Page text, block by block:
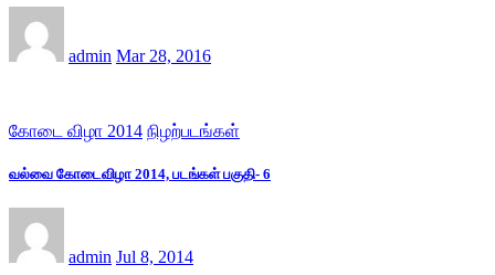
admin Mar 28, 2016
கோடை விழா 2014 நிழற்படங்கள்
வல்வை கோடைவிழா 2014, படங்கள் பகுதி- 6
admin Jul 8, 2014